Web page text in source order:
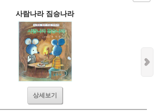
사람나라 짐승나라
상세보기